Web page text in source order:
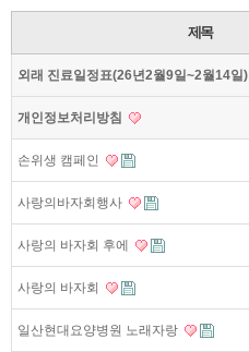
제목
외래 진료일정표(26년2월9일~2월14일)
개인정보처리방침
손위생 캠페인
사랑의바자회행사
사랑의 바자회 후에
사랑의 바자회
일산현대요양병원 노래자랑